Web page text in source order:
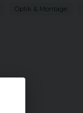
Optik & Montage